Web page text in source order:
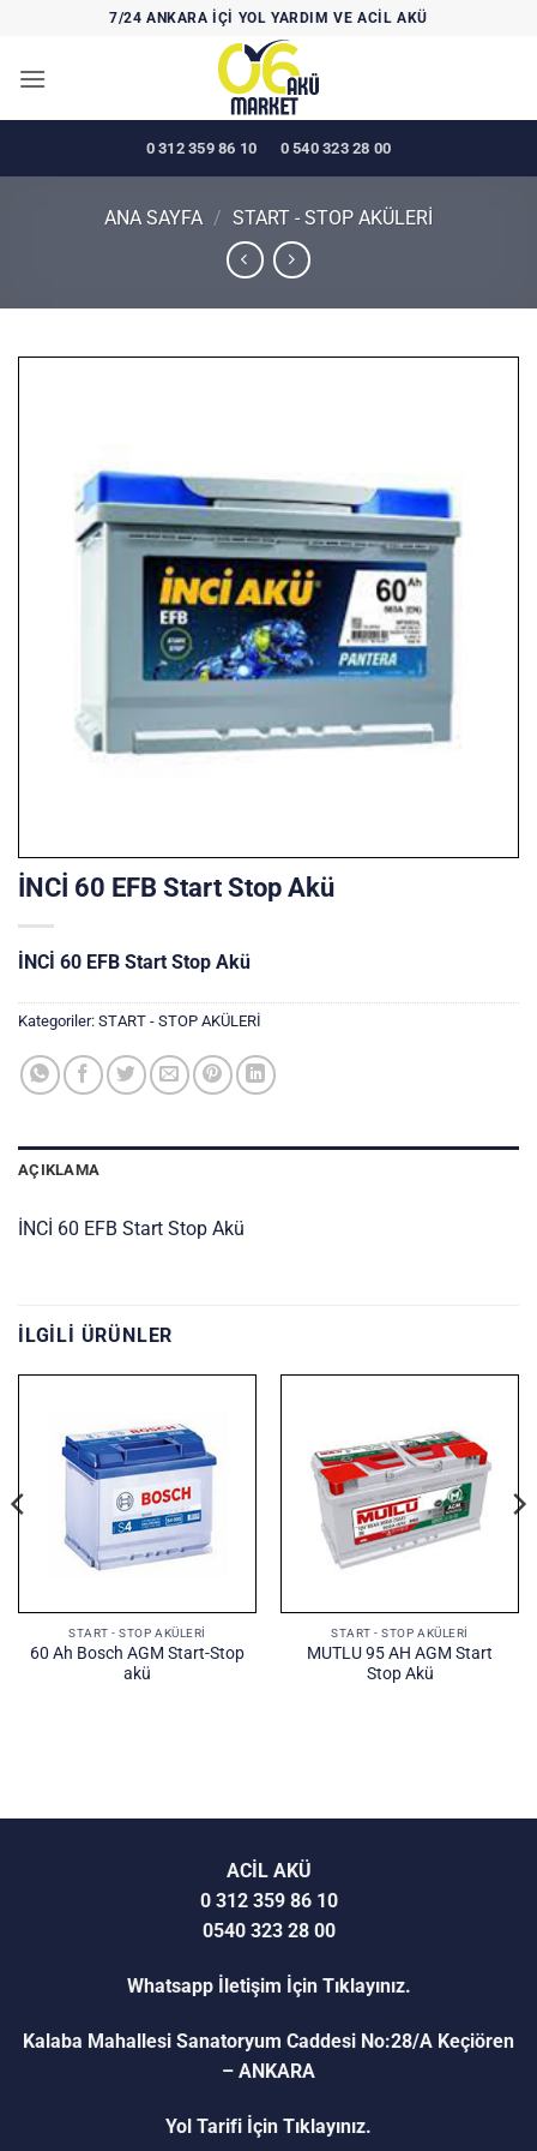
7/24 ANKARA İÇİ YOL YARDIM VE ACİL AKÜ
0 312 359 86 10 0 540 323 28 00
ANA SAYFA / START - STOP AKÜLERİ
İNCİ 60 EFB Start Stop Akü
İNCİ 60 EFB Start Stop Akü
Kategoriler: START - STOP AKÜLERİ
AÇIKLAMA
İNCİ 60 EFB Start Stop Akü
İLGILI ÜRÜNLER
START - STOP AKÜLERİ
60 Ah Bosch AGM Start-Stop
akü
START - STOP AKÜLERİ
MUTLU 95 AH AGM Start
Stop Akü
ACİL AKÜ
0 312 359 86 10
0540 323 28 00
Whatsapp İletişim İçin Tıklayınız.
Kalaba Mahallesi Sanatoryum Caddesi No:28/A Keçiören
– ANKARA
Yol Tarifi İçin Tıklayınız.